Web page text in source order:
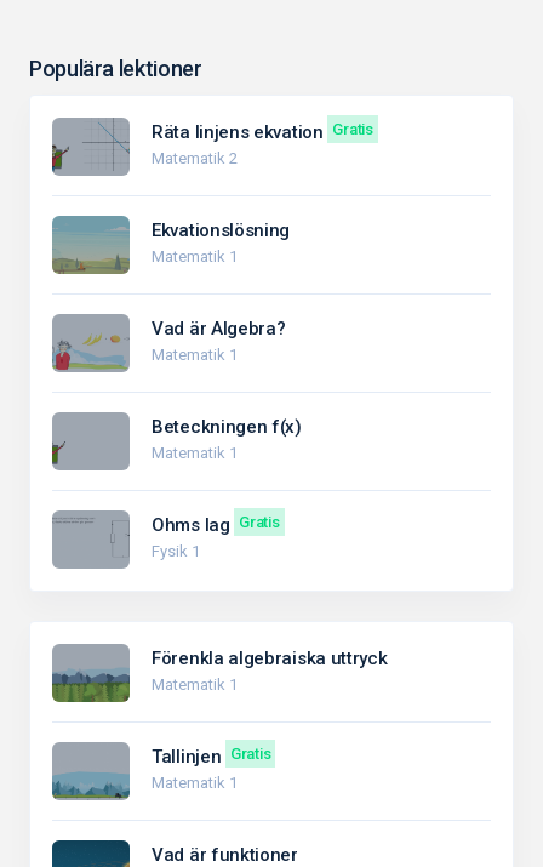
Populära lektioner
Räta linjens ekvation Gratis
Matematik 2
Ekvationslösning
Matematik 1
Vad är Algebra?
Matematik 1
Beteckningen f(x)
Matematik 1
Ohms lag Gratis
Fysik 1
Förenkla algebraiska uttryck
Matematik 1
Tallinjen Gratis
Matematik 1
Vad är funktioner